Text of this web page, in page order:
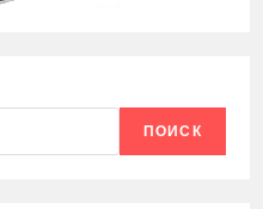
ПОИСК